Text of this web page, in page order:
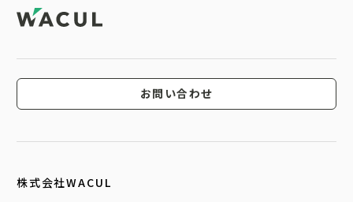
お問い合わせ
株式会社WACUL